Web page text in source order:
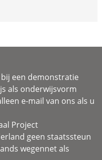
een demonstratie
als onderwijsvorm
e-mail van ons als u
Project
geen staatssteun
wegennet als